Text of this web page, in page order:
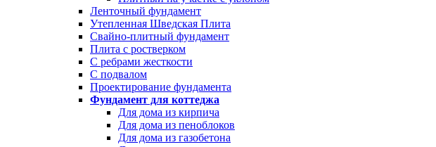
Ленточный фундамент
Утепленная Шведская Плита
Свайно-плитный фундамент
Плита с ростверком
С ребрами жесткости
С подвалом
Проектирование фундамента
Фундамент для коттеджа
Для дома из кирпича
Для дома из пеноблоков
Для дома из газобетона